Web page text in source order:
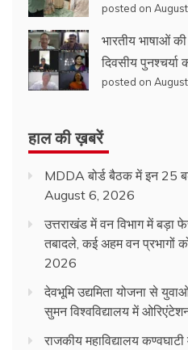
posted on
भारतीय भाषाओं
दिवसीय पुनश्चर्या
posted on
हाल की ख़बरें
MDDA बोर्ड बैठक में इन 25
August 6, 2026
उत्तराखंड में वन विभाग में बड़ा
तबादले, कई अहम वन प्रभागों
2026
देवभूमि उद्यमिता योजना से
सुमन विश्वविद्यालय में
राजकीय महाविद्यालय